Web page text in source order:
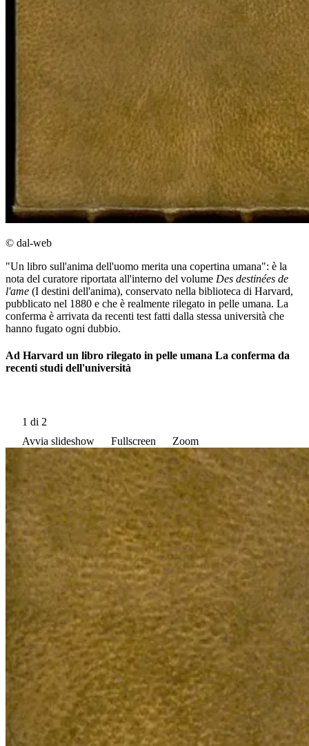
© dal-web
"Un libro sull'anima dell'uomo merita una copertina umana": è la
nota del curatore riportata all'interno del volume Des destinées de
l'ame (I destini dell'anima), conservato nella biblioteca di Harvard,
pubblicato nel 1880 e che è realmente rilegato in pelle umana. La
conferma è arrivata da recenti test fatti dalla stessa università che
hanno fugato ogni dubbio.
Ad Harvard un libro rilegato in pelle umana La conferma da
recenti studi dell'università
1 di 2
Avvia slideshow
Fullscreen Zoom